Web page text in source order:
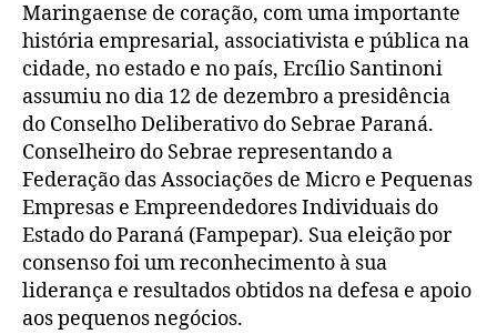
Maringaense de coração, com uma importante
história empresarial, associativista e pública na
cidade, no estado e no país, Ercílio Santinoni
assumiu no dia 12 de dezembro a presidência
do Conselho Deliberativo do Sebrae Paraná.
Conselheiro do Sebrae representando a
Federação das Associações de Micro e Pequenas
Empresas e Empreendedores Individuais do
Estado do Paraná (Fampepar). Sua eleição por
consenso foi um reconhecimento à sua
liderança e resultados obtidos na defesa e apoio
aos pequenos negócios.